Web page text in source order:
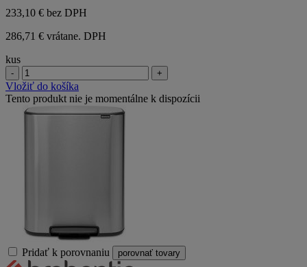
233,10 € bez DPH
286,71 € vrátane. DPH
kus
- +
Vložiť do košíka
Tento produkt nie je momentálne k dispozícii
Pridať k porovnaniu porovnať tovary